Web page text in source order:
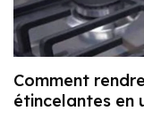
Comment
étincelantes en